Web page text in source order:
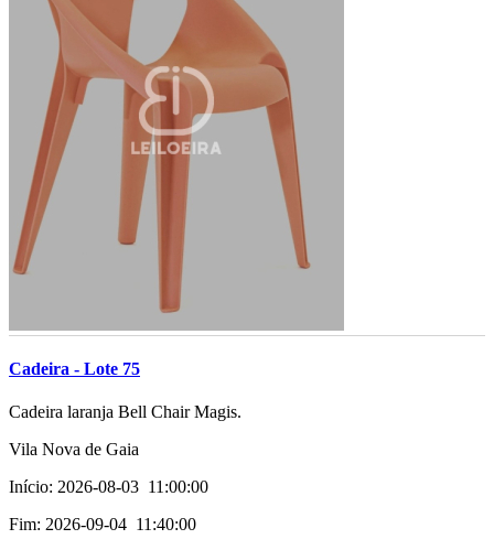
Cadeira - Lote 75
­­­Cadeira laranja Bell Chair Magis.­
Vila Nova de Gaia
Início: 2026-08-03 11:00:00
Fim: 2026-09-04 11:40:00